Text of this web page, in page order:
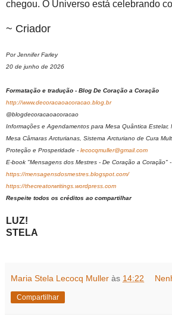
chegou. O Universo está celebrando
~ Criador
Por Jennifer Farley
20 de junho de 2026
Formatação e tradução - Blog De Coração a Coração
http://www.decoracaoacoracao.blog.br
@blogdecoracaoacoracao
Informações e Agendamentos para Mesa Quântica Estelar,
Mesa Câmaras Arcturianas, Sistema Arcturiano de Cura
Proteção e Prosperidade - lecocqmuller@gmail.com
E-book "Mensagens dos Mestres - De Coração a Coração"
https://mensagensdosmestres.blogspot.com/
https://thecreatorwritings.wordpress.com
Respeite todos os créditos ao compartilhar
LUZ!
STELA
Maria Stela Lecocq Muller às 14:22
Compartilhar